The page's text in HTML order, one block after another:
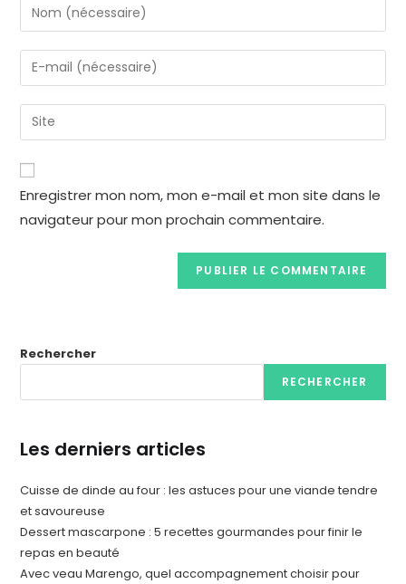
Enregistrer mon nom, mon e-mail et mon site dans le
navigateur pour mon prochain commentaire.
Rechercher
RECHERCHER
Les derniers articles
Cuisse de dinde au four : les astuces pour une viande tendre
et savoureuse
Dessert mascarpone : 5 recettes gourmandes pour finir le
repas en beauté
Avec veau Marengo, quel accompagnement choisir pour